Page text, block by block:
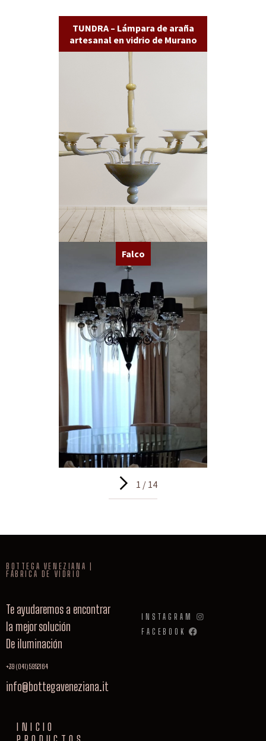
TUNDRA – Lámpara de araña
artesanal en vidrio de Murano
Falco
1 / 14
BOTTEGA VENEZIANA |
FÁBRICA DE VIDRIO
Te ayudaremos a encontrar
la mejor solución
De iluminación
+39 (041) 5952164
info@bottegaveneziana.it
INSTAGRAM
FACEBOOK
INICIO